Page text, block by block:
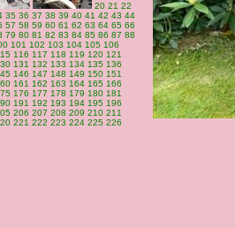
20 21 22
35 36 37 38 39 40 41 42 43 44
57 58 59 60 61 62 63 64 65 66
79 80 81 82 83 84 85 86 87 88
101 102 103 104 105 106
116 117 118 119 120 121
131 132 133 134 135 136
146 147 148 149 150 151
161 162 163 164 165 166
176 177 178 179 180 181
191 192 193 194 195 196
206 207 208 209 210 211
221 222 223 224 225 226